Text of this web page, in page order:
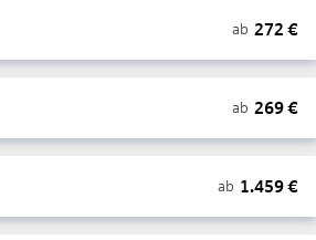
ab 272 €
ab 269€
ab 1.459€